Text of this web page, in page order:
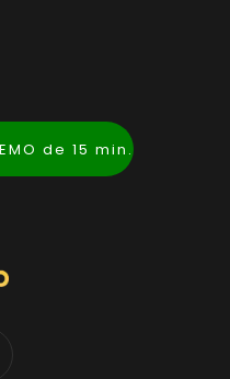
de 15 min.